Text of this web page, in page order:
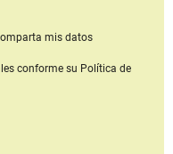
mis datos
conforme su Política de